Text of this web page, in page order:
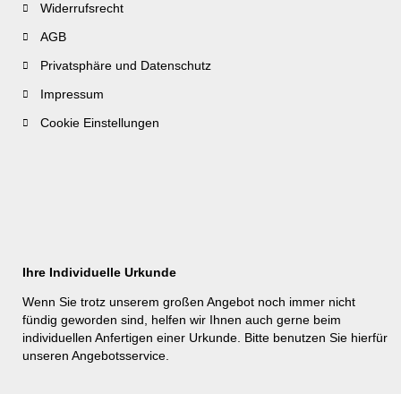
Widerrufsrecht
AGB
Privatsphäre und Datenschutz
Impressum
Cookie Einstellungen
Ihre Individuelle Urkunde
Wenn Sie trotz unserem großen Angebot noch immer nicht
fündig geworden sind, helfen wir Ihnen auch gerne beim
individuellen Anfertigen einer Urkunde. Bitte benutzen Sie hierfür
unseren Angebotsservice